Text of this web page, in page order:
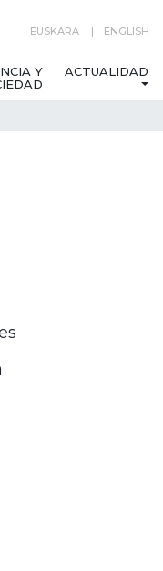
EUSKARA ENGLISH
Y
ACTUALIDAD